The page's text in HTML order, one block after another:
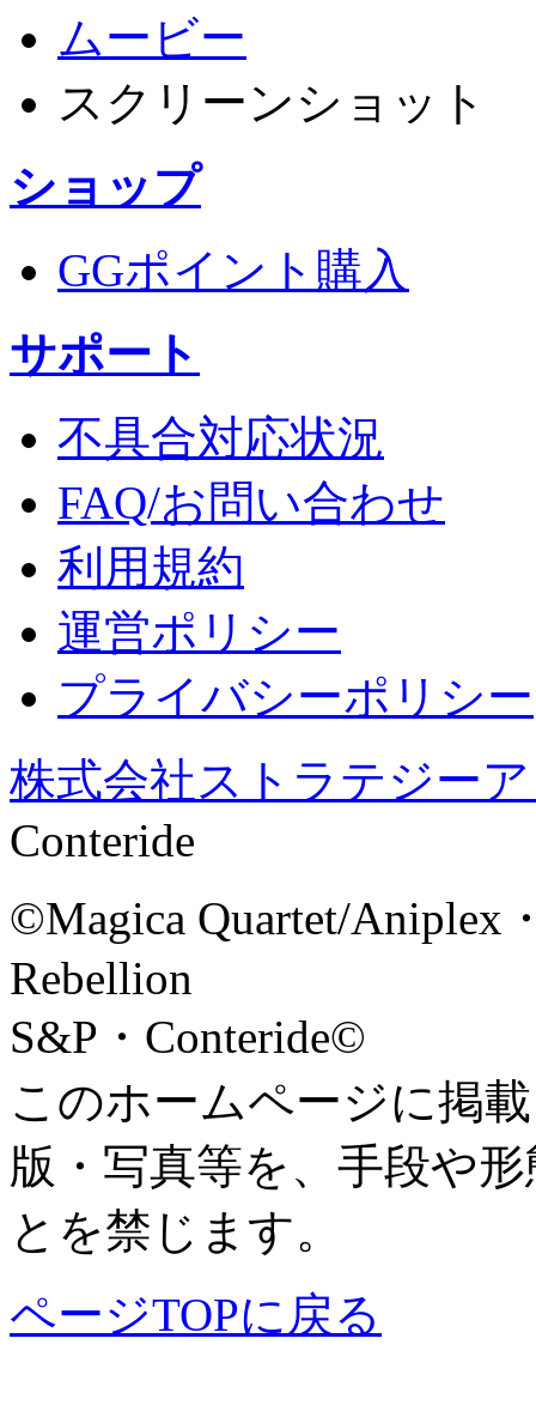
ムービー
スクリーンショット
ショップ
GGポイント購入
サポート
不具合対応状況
FAQ/お問い合わせ
利用規約
運営ポリシー
プライバシーポリシー
株式会社ストラテジー
Conteride
©Magica Quartet/Aniplex
Rebellion
S&P・Conteride©
このホームページに掲
版・写真等を、手段や
とを禁じます。
ページTOPに戻る